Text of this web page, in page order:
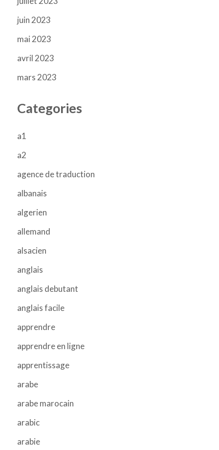
juin 2023
mai 2023
avril 2023
mars 2023
Categories
a1
a2
agence de traduction
albanais
algerien
allemand
alsacien
anglais
anglais debutant
anglais facile
apprendre
apprendre en ligne
apprentissage
arabe
arabe marocain
arabic
arabie